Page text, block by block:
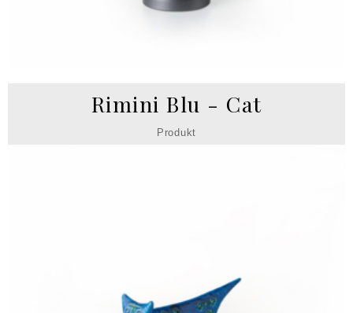
Rimini Blu - Cat
Produkt